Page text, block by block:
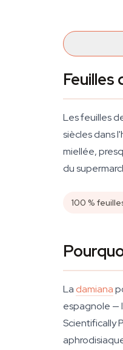
Les feuilles
siècles dans
miellée,
du
100 %
La damiana
espagnole —
Scientifically